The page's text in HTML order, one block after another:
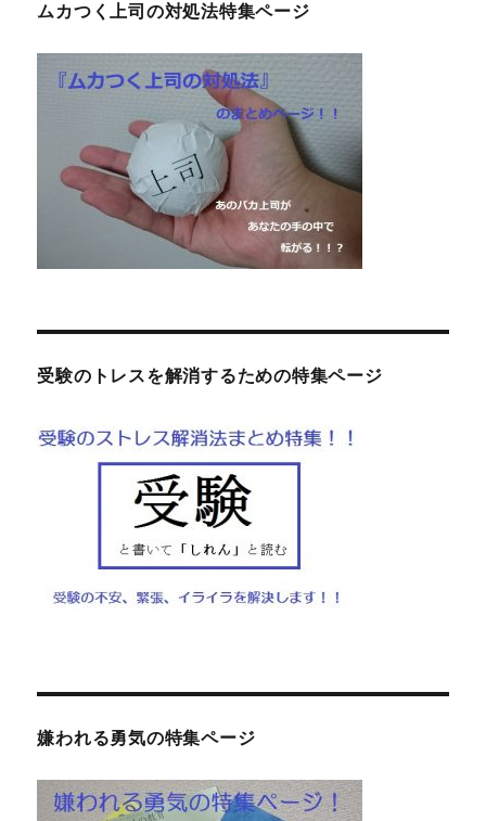
ムカつく上司の対処法特集ページ
受験のトレスを解消するための特集ページ
嫌われる勇気の特集ページ